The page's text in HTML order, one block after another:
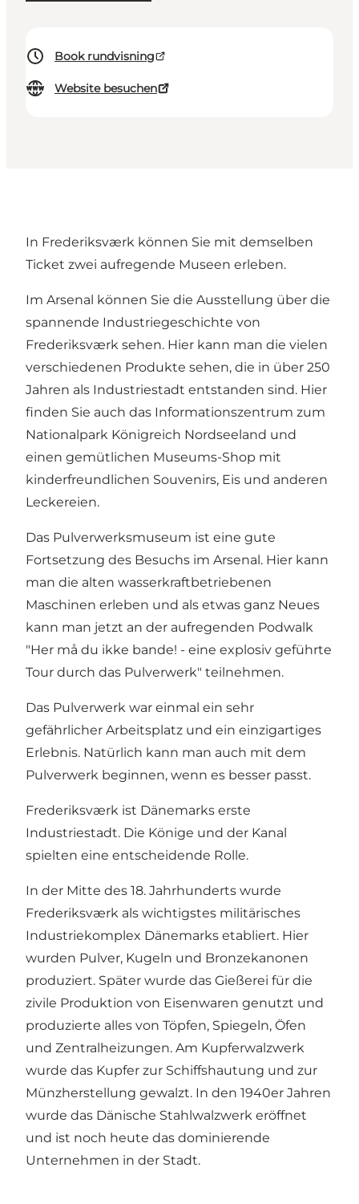
Book rundvisning
Website besuchen
In Frederiksværk können Sie mit demselben
Ticket zwei aufregende Museen erleben.
Im Arsenal können Sie die Ausstellung über die
spannende Industriegeschichte von
Frederiksværk sehen. Hier kann man die vielen
verschiedenen Produkte sehen, die in über 250
Jahren als Industriestadt entstanden sind. Hier
finden Sie auch das Informationszentrum zum
Nationalpark Königreich Nordseeland und
einen gemütlichen Museums-Shop mit
kinderfreundlichen Souvenirs, Eis und anderen
Leckereien.
Das Pulverwerksmuseum ist eine gute
Fortsetzung des Besuchs im Arsenal. Hier kann
man die alten wasserkraftbetriebenen
Maschinen erleben und als etwas ganz Neues
kann man jetzt an der aufregenden Podwalk
"Her må du ikke bande! - eine explosiv geführte
Tour durch das Pulverwerk" teilnehmen.
Das Pulverwerk war einmal ein sehr
gefährlicher Arbeitsplatz und ein einzigartiges
Erlebnis. Natürlich kann man auch mit dem
Pulverwerk beginnen, wenn es besser passt.
Frederiksværk ist Dänemarks erste
Industriestadt. Die Könige und der Kanal
spielten eine entscheidende Rolle.
In der Mitte des 18. Jahrhunderts wurde
Frederiksværk als wichtigstes militärisches
Industriekomplex Dänemarks etabliert. Hier
wurden Pulver, Kugeln und Bronzekanonen
produziert. Später wurde das Gießerei für die
zivile Produktion von Eisenwaren genutzt und
produzierte alles von Töpfen, Spiegeln, Öfen
und Zentralheizungen. Am Kupferwalzwerk
wurde das Kupfer zur Schiffshautung und zur
Münzherstellung gewalzt. In den 1940er Jahren
wurde das Dänische Stahlwalzwerk eröffnet
und ist noch heute das dominierende
Unternehmen in der Stadt.